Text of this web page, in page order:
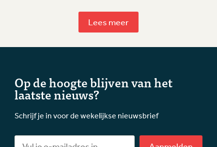
Lees meer
Op de hoogte blijven van het
laatste nieuws?
Schrijf je in voor de wekelijkse nieuwsbrief